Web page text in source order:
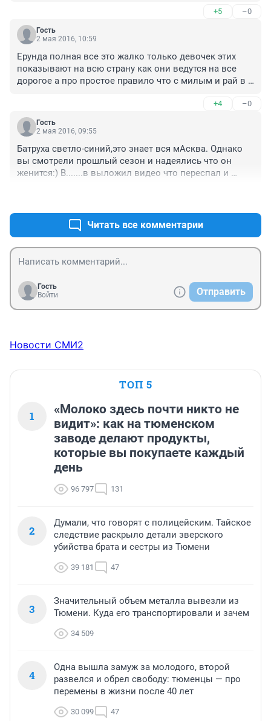
+5 –0
Гость
2 мая 2016, 10:59
Ерунда полная все это жалко только девочек этих
показывают на всю страну как они ведутся на все
дорогое а про простое правило что с милым и рай в
отработанный материал а пока через всех пройдут
что бы остаться в Москве или "Высшем обществе" то
на них уже пробы негде будет ставить.
+4 –0
Гость
2 мая 2016, 09:55
Батруха светло-синий,это знает вся мАсква. Однако
вы смотрели прошлый сезон и надеялись что он
женится:) В.......в выложил видео что переспал и
экстрасенсов, хоть холостяк.Читать все комментарии
Гость
Войти
Отправить
Новости СМИ2
ТОП 5
1
«Молоко здесь почти никто не
видит»: как на тюменском
заводе делают продукты,
которые вы покупаете каждый
день
96 797 131
2
Думали, что говорят с полицейским. Тайское
следствие раскрыло детали зверского
убийства брата и сестры из Тюмени
39 181 47
3
Значительный объем металла вывезли из
Тюмени. Куда его транспортировали и зачем
34 509
4
Одна вышла замуж за молодого, второй
развелся и обрел свободу: тюменцы — про
перемены в жизни после 40 лет
30 099 47